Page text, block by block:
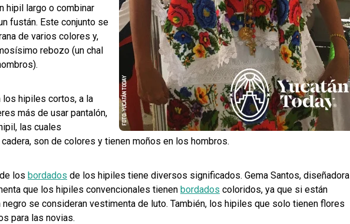
hipil largo o combinar
fustán. Este conjunto se
de varios colores y,
rebozo (un chal
los hipiles cortos, a la
más de usar pantalón,
las cuales
son de colores y tienen moños en los hombros.
los bordados de los hipiles tiene diversos significados. Gema Santos, diseñadora
que los hipiles convencionales tienen bordados coloridos, ya que si están
se consideran vestimenta de luto. También, los hipiles que solo tienen flores
para las novias.